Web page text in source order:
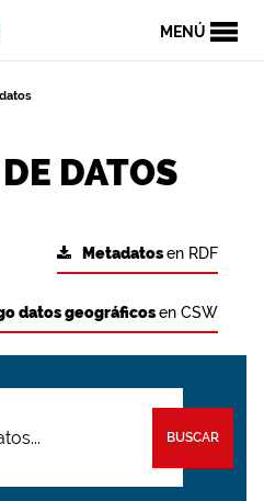
MENÚ
DATOS
Metadatosen RDF
datos geográficosen CSW
BUSCAR